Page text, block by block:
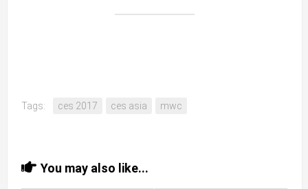
Tags: ces 2017 ces asia mwc
You may also like...